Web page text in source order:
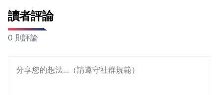
讀者評論
0 則評論